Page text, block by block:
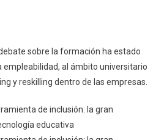
sobre la formación ha estado
empleabilidad, al ámbito universitario
y reskilling dentro de las empresas.